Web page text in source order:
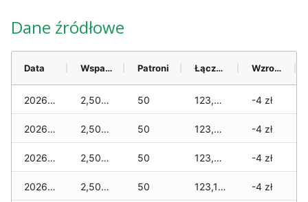
Dane źródłowe
Data Wsparcie Patroni Łącznie Wzrost (28 dni)
2026-08-07 2,500 zł 50 123,595 zł -4 zł
2026-08-06 2,500 zł 50 123,480 zł -4 zł
2026-08-05 2,500 zł 50 123,400 zł -4 zł
2026-08-04 2,500 zł 50 123,170 zł -4 zł